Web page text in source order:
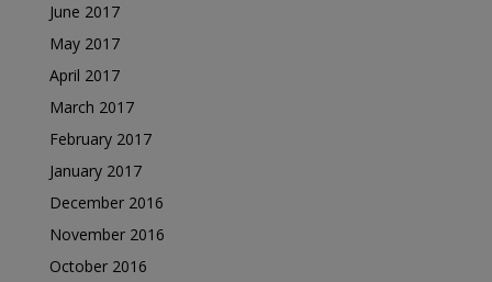
June 2017
May 2017
April 2017
March 2017
February 2017
January 2017
December 2016
November 2016
October 2016